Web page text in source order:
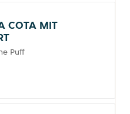
COTA MIT
Puff